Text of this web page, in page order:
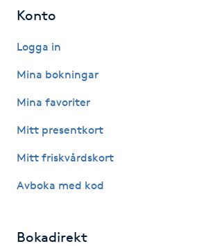
LPG
LPG-behandling
Luggklippning
Lymfmassage
Konto
Logga in
Mina bokningar
Mina favoriter
Mitt presentkort
Mitt friskvårdskort
Avboka med kod
Bokadirekt